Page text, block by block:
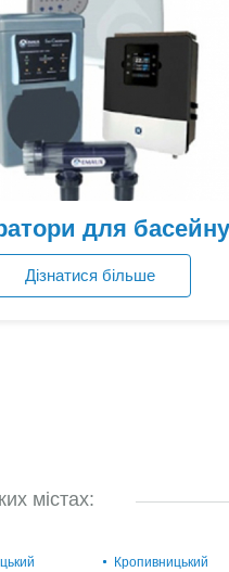
для басейну
Дізнатися більше
містах:
Кропивницький